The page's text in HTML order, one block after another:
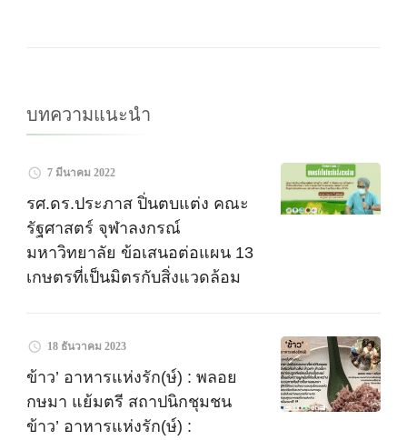
บทความแนะนำ
7 มีนาคม 2022
รศ.ดร.ประภาส ปิ่นตบแต่ง คณะ
รัฐศาสตร์ จุฬาลงกรณ์
มหาวิทยาลัย ข้อเสนอต่อแผน 13
เกษตรที่เป็นมิตรกับสิ่งแวดล้อม
18 ธันวาคม 2023
ข้าว’ อาหารแห่งรัก(ษ์) : พลอย​
กษมา​ แย้มตรี​ สถาปนิกชุมชน
ข้าว’ อาหารแห่งรัก(ษ์) :